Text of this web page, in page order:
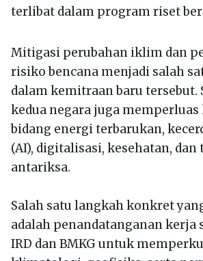
terlibat dalam program riset
Mitigasi perubahan iklim dan
risiko bencana menjadi salah
dalam kemitraan baru tersebut.
kedua negara juga memperluas
bidang energi terbarukan,
(AI), digitalisasi, kesehatan,
antariksa.
Salah satu langkah konkret
adalah penandatanganan kerja
IRD dan BMKG untuk